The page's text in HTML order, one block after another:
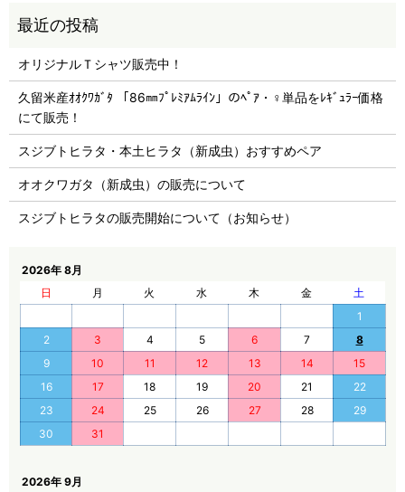
オリジナルＴシャツ販売中！
久留米産ｵｵｸﾜｶﾞﾀ 「86㎜ﾌﾟﾚﾐｱﾑﾗｲﾝ」のﾍﾟｱ・♀単品をﾚｷﾞｭﾗｰ価格
にて販売！
スジブトヒラタ・本土ヒラタ（新成虫）おすすめペア
オオクワガタ（新成虫）の販売について
スジブトヒラタの販売開始について（お知らせ）
2026年 8月
日
月 火 水 木 金
土
1
2
3 4 5 6 7
8
9
10 11 12 13 14
15
16
17 18 19 20 21
22
23
24 25 26 27 28
29
30
31
2026年 9月